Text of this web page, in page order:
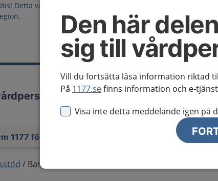
Den här
sig till
Vill du fortsätta läsa information riktad
På 1177.sefinns information och e-
Visa inte detta meddelande igen på
Detta val innebär att du inte ser regionalt innehåll och
Välj region
1177 för vårdpersonal
Basalcellscancer